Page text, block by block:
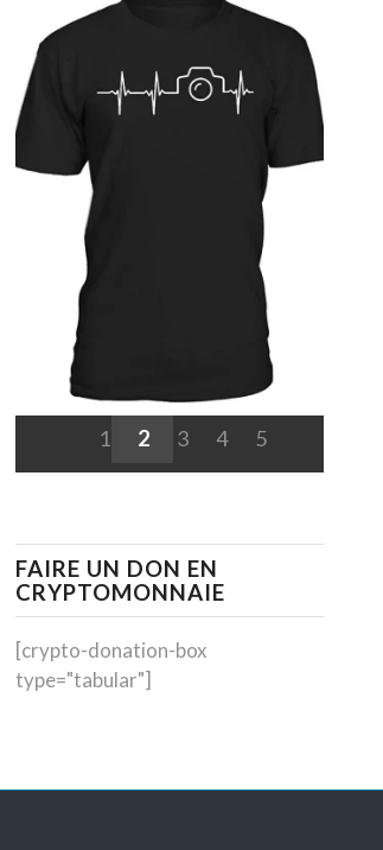
1 2 3 4 5
FAIRE UN DON EN
CRYPTOMONNAIE
[crypto-donation-box
type="tabular"]